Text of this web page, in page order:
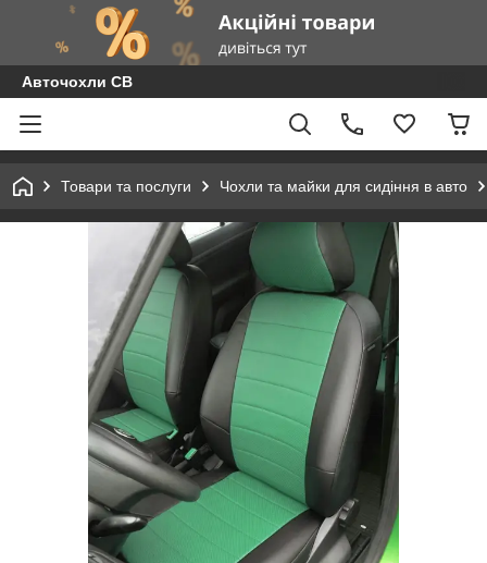
Авточохли СВ
Товари та послуги Чохли та майки для сидіння в авто